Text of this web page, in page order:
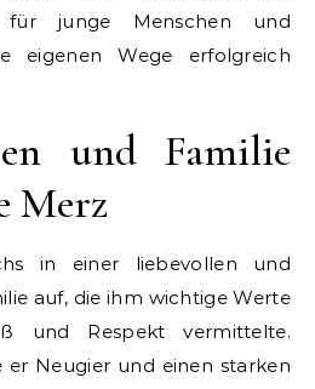
junge Menschen und
eigenen Wege erfolgreich
und Familie
Merz
in einer liebevollen und
auf, die ihm wichtige Werte
und Respekt vermittelte.
er Neugier und einen starken